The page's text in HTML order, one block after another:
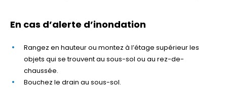
En cas d’alerte d’inondation
Rangez en hauteur ou montez à l’étage supérieur les
objets qui se trouvent au sous-sol ou au rez-de-
chaussée.
Bouchez le drain au sous-sol.